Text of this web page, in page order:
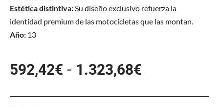
Estética distintiva:Su diseño exclusivo refuerza la
identidad premium de las motocicletas que las montan.
Año: 13
592,42€ - 1.323,68€